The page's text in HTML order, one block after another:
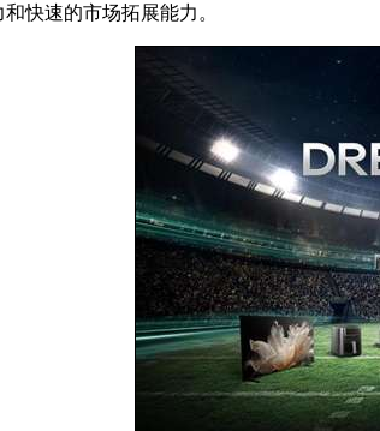
快速的市场拓展能力。